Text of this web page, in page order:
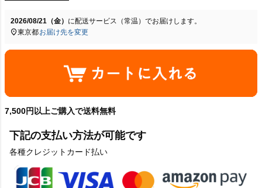
2026/08/21（金） に配送サービス（常温） でお届けします。
東京都お届け先を変更
7,500円以上ご購入で送料無料
下記の支払い方法が可能です
各種クレジットカード払い